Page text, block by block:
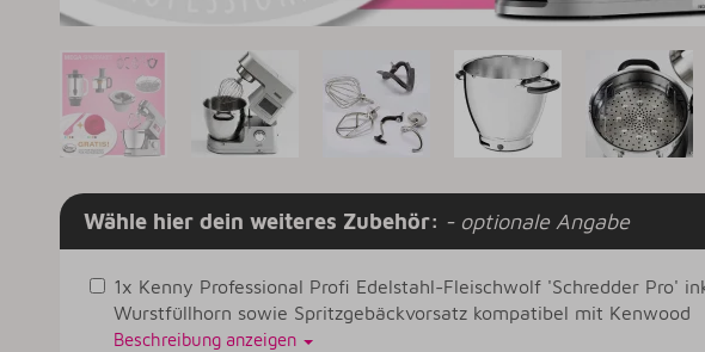
Wähle hier dein weiteres Zubehör: - optionale Angabe
1x Kenny Professional Profi Edelstahl-Fleischwolf 'Schredder Pro'
Wurstfüllhorn sowie Spritzgebäckvorsatz kompatibel mit Kenwood
Beschreibung anzeigen